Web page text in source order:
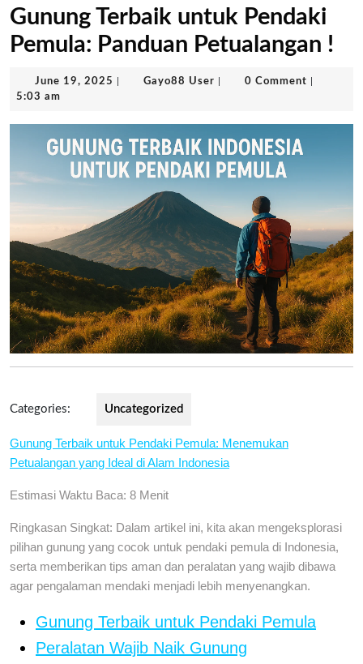
Gunung Terbaik untuk Pendaki
Pemula: Panduan Petualangan !
June 19, 2025 June
Gayo88 User Gayo880 Comment
5:03 am
Categories: Uncategorized
Gunung Terbaik untuk Pendaki Pemula: Menemukan
Petualangan yang Ideal di Alam Indonesia
Estimasi Waktu Baca: 8 Menit
Ringkasan Singkat: Dalam artikel ini, kita akan mengeksplorasi
pilihan gunung yang cocok untuk pendaki pemula di Indonesia,
serta memberikan tips aman dan peralatan yang wajib dibawa
agar pengalaman mendaki menjadi lebih menyenangkan.
Gunung Terbaik untuk Pendaki Pemula
Peralatan Wajib Naik Gunung